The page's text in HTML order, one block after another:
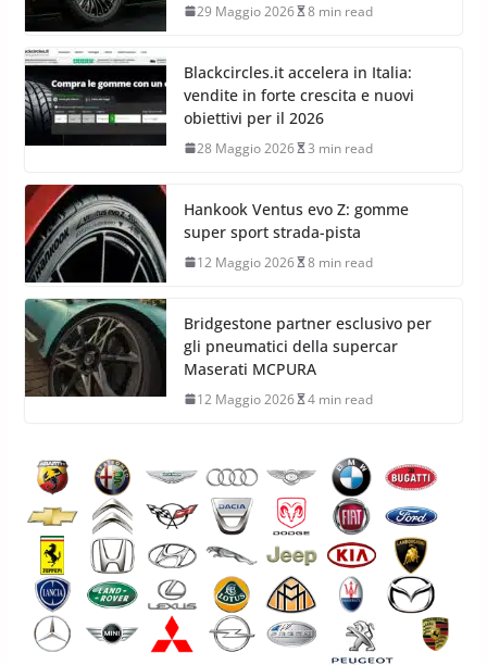
29 Maggio 2026 8 min read
Blackcircles.it accelera in Italia:
vendite in forte crescita e nuovi
obiettivi per il 2026
28 Maggio 2026 3 min read
Hankook Ventus evo Z: gomme
super sport strada-pista
12 Maggio 2026 8 min read
Bridgestone partner esclusivo per
gli pneumatici della supercar
Maserati MCPURA
12 Maggio 2026 4 min read